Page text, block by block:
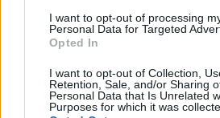
I want to opt-out of processing
Personal Data for Targeted
Opted In
I want to opt-out of Collection,
Retention, Sale, and/or Sharing
Personal Data that Is Unrelated
Purposes for which it was
τεχνητής νοημοσύνης στην
όπως εξηγεί ο
Edward Kwakwa. Για την
τοπικών κοινωνιών, σημαντικό
και η κυριαρχία των εγχώριων